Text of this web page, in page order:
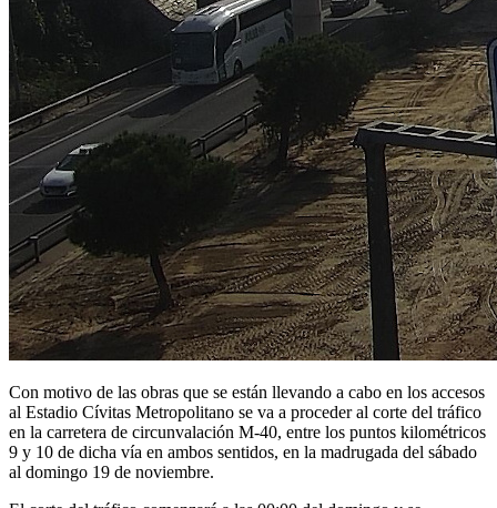
Con motivo de las obras que se están llevando a cabo en los accesos
al Estadio Cívitas Metropolitano se va a proceder al corte del tráfico
en la carretera de circunvalación M-40, entre los puntos kilométricos
9 y 10 de dicha vía en ambos sentidos, en la madrugada del sábado
al domingo 19 de noviembre.